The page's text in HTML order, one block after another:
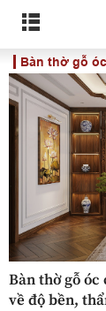
Bàn thờ gỗ
Bàn thờ gỗ
về độ bền,